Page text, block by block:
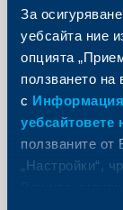
За
уебсайта ние
опцията
ползването на
с Информация
ползваните от
„Настройки“,
ОББ
(петък)
(неделя)
19 януари 2023